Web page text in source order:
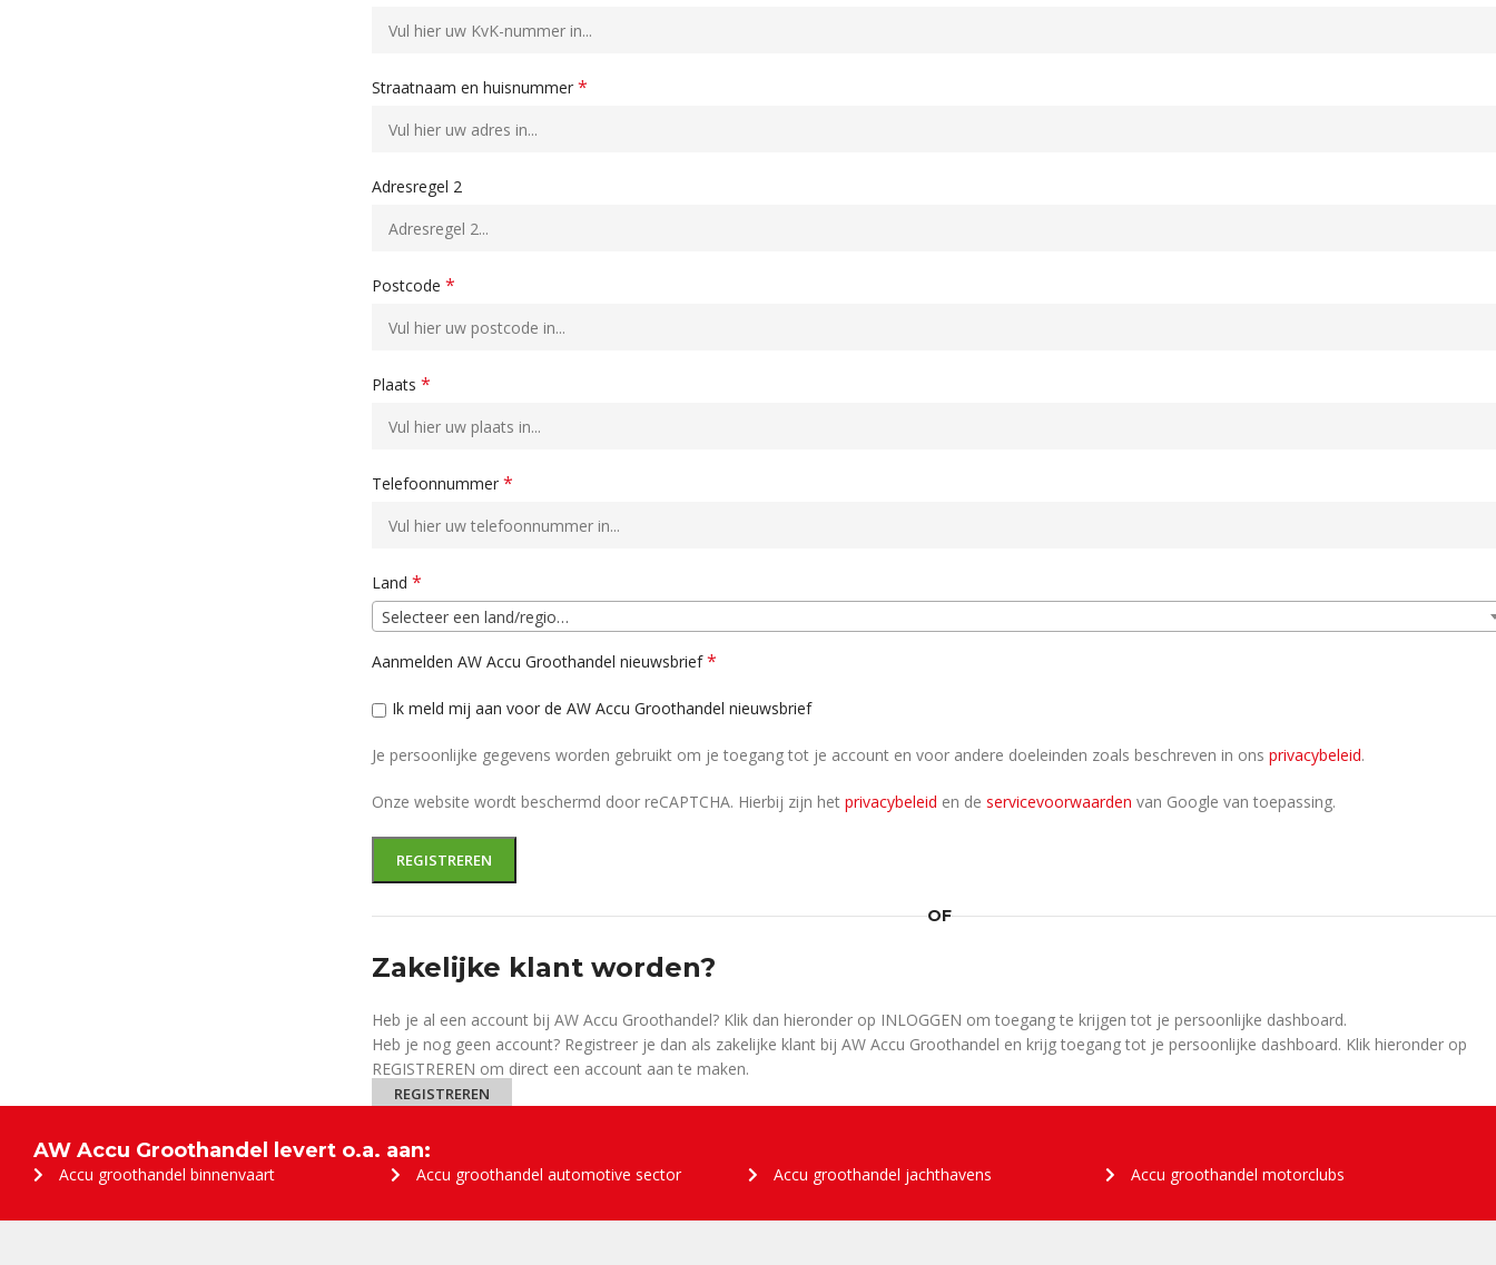
Straatnaam en huisnummer *
Adresregel 2
Postcode *
Plaats *
Telefoonnummer *
Land *
Selecteer een land/regio…
Aanmelden AW Accu Groothandel nieuwsbrief*
Ik meld mij aan voor de AW Accu Groothandel nieuwsbrief
Je persoonlijke gegevens worden gebruikt om je toegang tot je account en voor andere doeleinden zoals beschreven in ons privacybeleid.
Onze website wordt beschermd door reCAPTCHA. Hierbij zijn het privacybeleid en de servicevoorwaarden van Google van toepassing.
REGISTREREN
OF
Zakelijke klant worden?
Heb je al een account bij AW Accu Groothandel? Klik dan hieronder op INLOGGEN om toegang te krijgen tot je persoonlijke dashboard.
Heb je nog geen account? Registreer je dan als zakelijke klant bij AW Accu Groothandel en krijg toegang tot je persoonlijke dashboard. Klik hieronder op
REGISTREREN om direct een account aan te maken.
REGISTREREN
AW Accu Groothandel levert o.a. aan:
Accu groothandel binnenvaart Accu groothandel automotive sector Accu groothandel jachthavens Accu groothandel motorclubs